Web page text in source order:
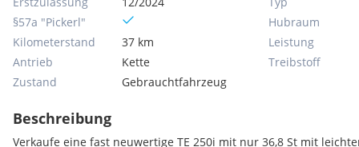
§57a "Pickerl"
Kilometerstand
37 km
Antrieb
Kette
Zustand
Gebrauchtfahrzeug
Hubraum
Leistung
Treibstoff
Beschreibung
Verkaufe eine fast neuwertige TE 250i mit nur 36,8 St mit